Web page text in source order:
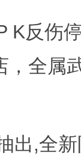
K反伤
，全属
出,全